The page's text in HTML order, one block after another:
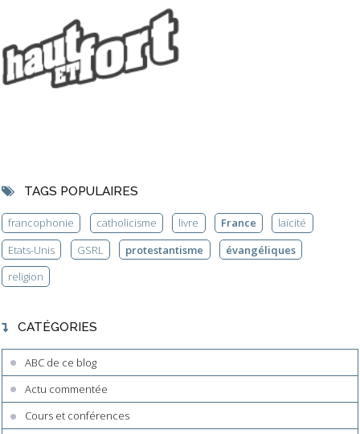
TAGS POPULAIRES
francophonie catholicisme livre France
laïcité
Etats-Unis
GSRL protestantisme
évangéliques
religion
CATÉGORIES
ABC de ce blog
Actu commentée
Cours et conférences